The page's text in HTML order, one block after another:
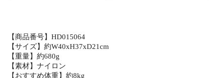
【商品番号】HD015064
【サイズ】約W40xH37xD21cm
【重量】約680g
【素材】ナイロン
【おすすめ体重】約8kg